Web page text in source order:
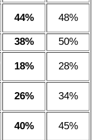
44% 48%
38% 50%
18% 28%
26% 34%
40% 45%